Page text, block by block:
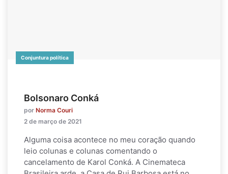
Conjuntura política
Bolsonaro Conká
por Norma Couri
2 de março de 2021
Alguma coisa acontece no meu coração quando
leio colunas e colunas comentando o
cancelamento de Karol Conká. A Cinemateca